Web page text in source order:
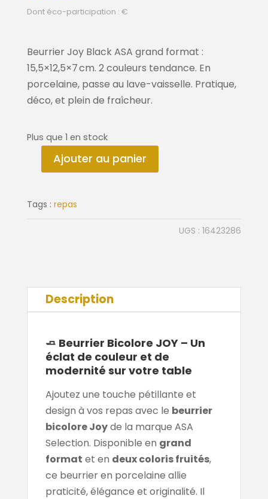
Dont éco-participation : €
Beurrier Joy Black ASA grand format :
15,5×12,5×7 cm. 2 couleurs tendance. En
porcelaine, passe au lave-vaisselle. Pratique,
déco, et plein de fraîcheur.
Plus que 1 en stock
quantité
Beurrier
Ajouter au panier
Tags : repas
UGS :16423286
Description
🧈 Beurrier Bicolore JOY – Un
éclat de couleur et de
modernité sur votre table
Ajoutez une touche pétillante et
design à vos repas avec le beurrier
bicolore Joyde la marque ASA
Selection. Disponible en grand
format et en deux coloris fruités,
ce beurrier en porcelaine allie
praticité, élégance et originalité. Il